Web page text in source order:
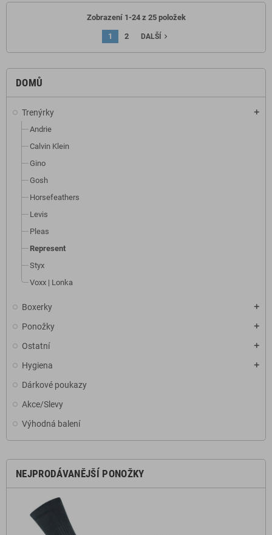
DOMŮ
Trenýrky add
Andrie
Calvin Klein
Gino
Gosh
Horsefeathers
Levis
Pleas
Represent
Styx
Voxx | Lonka
Boxerky add
Ponožky add
Ostatní add
Hygiena add
Dárkové poukazy
Akce/Slevy
Výhodná balení
NEJPRODÁVANĚJŠÍ PONOŽKY
Zobrazení 1-24 z 25 položek
1 2 DALŠÍ navigate_next